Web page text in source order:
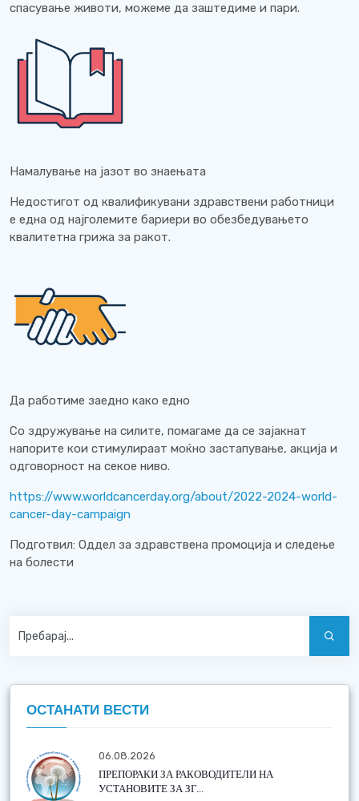
спасување животи, можеме да заштедиме и пари.
Намалување на јазот во знаењата
Недостигот од квалификувани здравствени работници
е една од најголемите бариери во обезбедувањето
квалитетна грижа за ракот.
Да работиме заедно како едно
Со здружување на силите, помагаме да се зајакнат
напорите кои стимулираат моќно застапување, акција и
одговорност на секое ниво.
https://www.worldcancerday.org/about/2022-2024-world-
cancer-day-campaign
Подготвил: Оддел за здравствена промоција и следење
на болести
ОСТАНАТИ ВЕСТИ
06.08.2026
ПРЕПОРАКИ ЗА РАКОВОДИТЕЛИ НА
УСТАНОВИТЕ ЗА ЗГ...